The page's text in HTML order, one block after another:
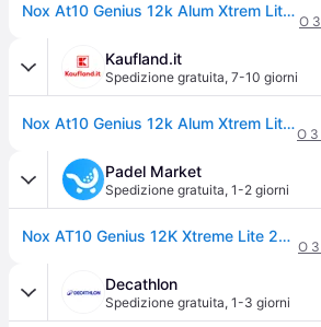
Nox At10 Genius 12k Alum Xtrem Lite 2026by Agustin Tapia Padel Racket Argento 355-365 gr
O
Kaufland.it
Spedizione gratuita, 7-10 giorni
Nox At10 Genius 12k Alum Xtrem Lite By Agustín Tapia 2026
O
Padel Market
Spedizione gratuita, 1-2 giorni
Nox AT10 Genius 12K Xtreme Lite 2026 racchetta da padel Agustin Tapia
O
Decathlon
Spedizione gratuita, 1-3 giorni